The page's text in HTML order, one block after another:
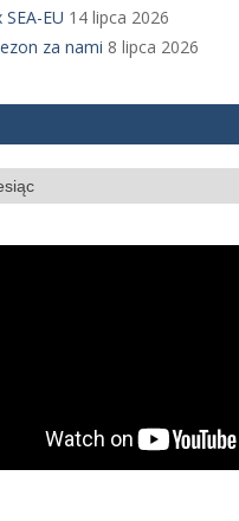
EU 14 lipca 2026
za nami 8 lipca 2026